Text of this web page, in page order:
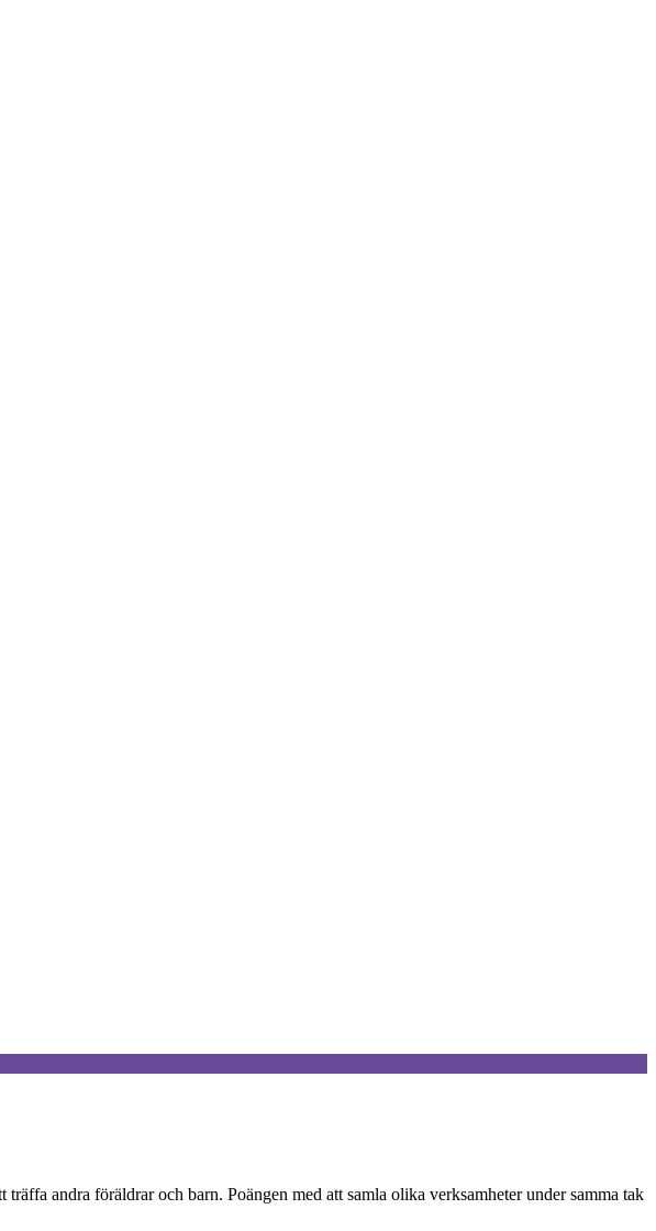
andra föräldrar och barn. Poängen med att samla olika verksamheter under samma tak